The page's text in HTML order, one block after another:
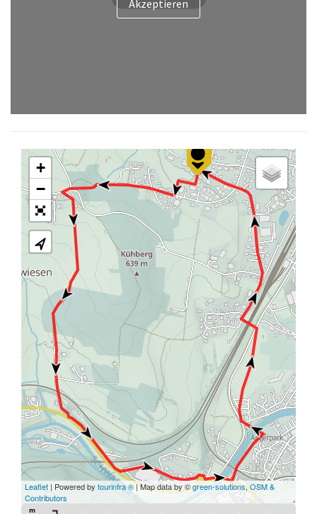
+
−
Leaflet | Powered by tourinfra ®| Map data by ©green-solutions,OSM &
Contributors
m